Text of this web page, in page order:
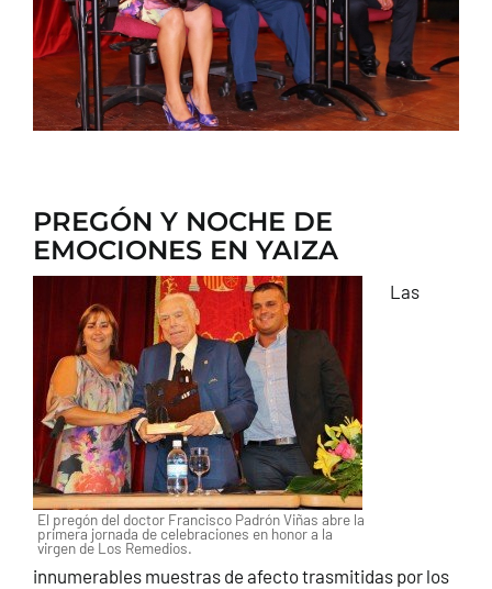
PREGÓN Y NOCHE DE
EMOCIONES EN YAIZA
El pregón del doctor Francisco Padrón Viñas abre la
primera jornada de celebraciones en honor a la
virgen de Los Remedios.
Las
innumerables muestras de afecto trasmitidas por los